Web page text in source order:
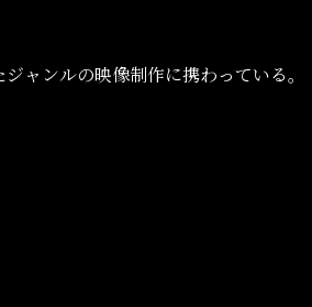
ャンルの映像制作に携わっている。